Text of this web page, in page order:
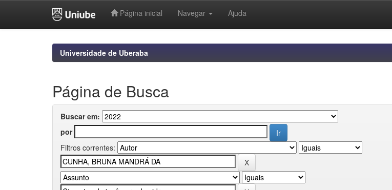
Página inicial Navegar Ajuda
Universidade de Uberaba
Página de Busca
Buscar em:
por
Filtros correntes: